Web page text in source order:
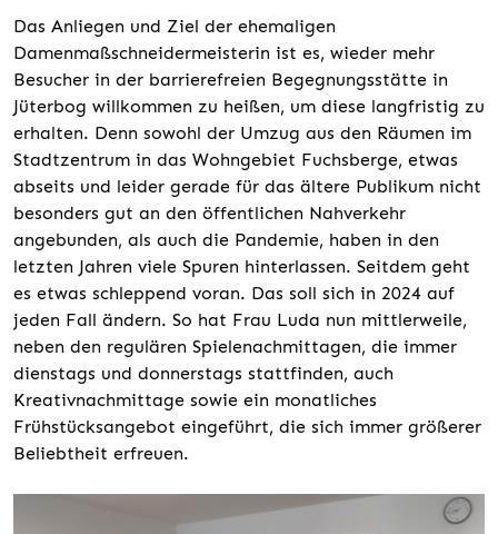
Das Anliegen und Ziel der ehemaligen
Damenmaßschneidermeisterin ist es, wieder mehr
Besucher in der barrierefreien Begegnungsstätte in
Jüterbog willkommen zu heißen, um diese langfristig zu
erhalten. Denn sowohl der Umzug aus den Räumen im
Stadtzentrum in das Wohngebiet Fuchsberge, etwas
abseits und leider gerade für das ältere Publikum nicht
besonders gut an den öffentlichen Nahverkehr
angebunden, als auch die Pandemie, haben in den
letzten Jahren viele Spuren hinterlassen. Seitdem geht
es etwas schleppend voran. Das soll sich in 2024 auf
jeden Fall ändern. So hat Frau Luda nun mittlerweile,
neben den regulären Spielenachmittagen, die immer
dienstags und donnerstags stattfinden, auch
Kreativnachmittage sowie ein monatliches
Frühstücksangebot eingeführt, die sich immer größerer
Beliebtheit erfreuen.